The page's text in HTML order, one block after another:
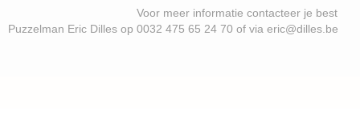
Voor meer informatie contacteer je best
Puzzelman Eric Dilles op 0032 475 65 24 70 of via eric@dilles.be